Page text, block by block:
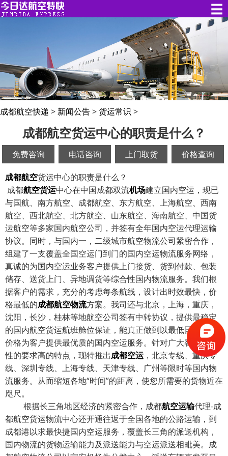
成都航空快递 > 新闻公告>货运常识 >
成都航空货运中心的职责是什么？
免费咨询 电话咨询 上门取货 价格查询
成都航空货运中心的职责是什么？
成都航空货运中心在中国成都双流机场建立国内空运，现已
与国航、南方航空、成都航空、东方航空、上海航空、西南
航空、西北航空、北方航空、山东航空、海南航空、中国货
运航空等多家国内航空公司，并签有全年国内空运代理运输
协议。同时，与国内一，二级城市航空物流公司紧密合作，
组建了一支覆盖全国空运门到门的国内空运物流服务网络，
真诚的为国内空运业务客户提供上门接货、货到付款、包装
储存、送货上门、异地调货等综合性国内物流服务。我们根
据客户的需求，充分的考虑每条航线，设计出时效最快，价
格最低的成都航空物流方案。我司还与北京，上海，重庆，
沈阳，长沙，桂林等地航空公司签有中转协议，提供最稳定
的国内航空货运航班舱位保证，能真正做到以最低国内空运
价格为客户提供最优质的国内空运服务。针对广大客户时效
性的要求高的特点，现特推出成都空运 ，北京专线、重庆专
线、深圳专线、上海专线、天津专线、广州等限时等国内物
流服务。从而缩短各地“时间”的距离，使您所需要的货物近在
咫尺。
根据长三角地区经济的紧密合作，成都航空运输代理-成
都航空货运物流中心还开通往返于全国各地的公路运输，到
成都港以求最快捷国内空运服务，覆盖长三角的派送机构，
国内物流的货物运输能力及派送能力与空运派送相毗美。成